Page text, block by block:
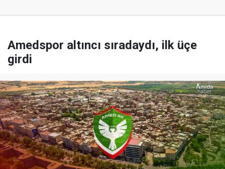
Amedspor altıncı sıradaydı, ilk üçe
girdi